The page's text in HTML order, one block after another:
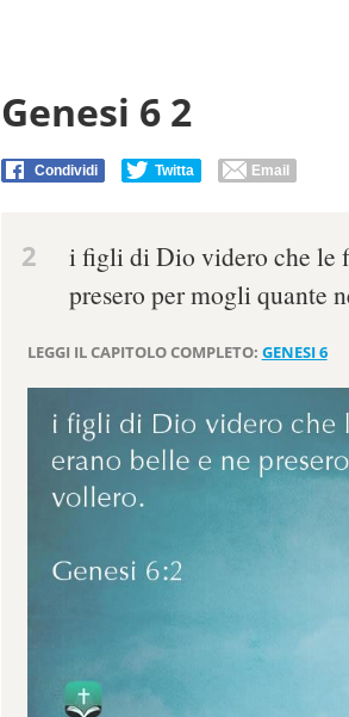
Genesi 6 2
Condividi Twitta Email
2
i figli di Dio videro che le
presero per mogli quante
LEGGI IL CAPITOLO COMPLETO: GENESI 6